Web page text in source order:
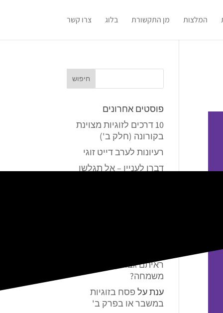
המלצות מן התקשורת בלוג צרו קשר
פוסטים אחרונים
10 דרכים לזוגיות מצוינת
בקורונה (חלק ב')
רעיונות לערב דייט זוגי
דברו לעניין – אל תגלשו
ראיתם גבר קופץ
משמחה?
ענתעל פסח בזוגיות
במשבר או בפרק ב'